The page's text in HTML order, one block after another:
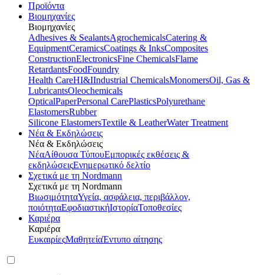
Προϊόντα
Βιομηχανίες
Βιομηχανίες
Adhesives & SealantsAgrochemicalsCatering &
EquipmentCeramicsCoatings & InksComposites
ConstructionElectronicsFine ChemicalsFlame
RetardantsFoodFoundry
Health CareHI&IIndustrial ChemicalsMonomersOil, Gas &
LubricantsOleochemicals
OpticalPaperPersonal CarePlasticsPolyurethane
ElastomersRubber
Silicone ElastomersTextile & LeatherWater Treatment
Νέα & Εκδηλώσεις
Νέα & Εκδηλώσεις
ΝέαΑίθουσα ΤύπουΕμπορικές εκθέσεις &
εκδηλώσειςΕνημερωτικό δελτίο
Σχετικά με τη Nordmann
Σχετικά με τη Nordmann
ΒιωσιμότηταΥγεία, ασφάλεια, περιβάλλον,
ποιότηταΕφοδιαστικήΙστορίαΤοποθεσίες
Καριέρα
Καριέρα
ΕυκαιρίεςΜαθητείαΈντυπο αίτησης